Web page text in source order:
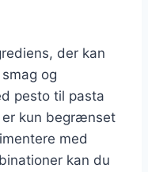
der kan
og
pesto til pasta
er kun begrænset
med
kan du